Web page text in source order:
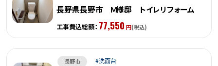
長野県長野市 Ｍ様邸 トイレリフォーム
工事費込総額： 77,550 円(税込)
長野市 洗面台